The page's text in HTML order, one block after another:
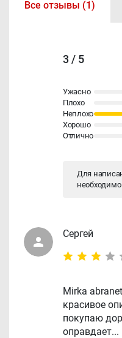
Все отзывы (1)
Сергей
Mirka
красивое
покупаю
оправдает...
3 / 5
Ужасно
Плохо
Неплохо
Хорошо
Отлично
Для